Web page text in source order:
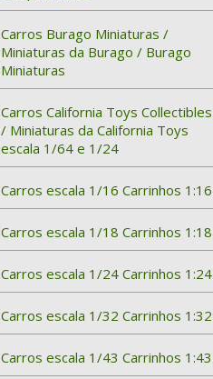
Carros Burago Miniaturas /
Miniaturas da Burago / Burago
Miniaturas
Carros California Toys Collectibles
/ Miniaturas da California Toys
escala 1/64 e 1/24
Carros escala 1/16 Carrinhos 1:16
Carros escala 1/18 Carrinhos 1:18
Carros escala 1/24 Carrinhos 1:24
Carros escala 1/32 Carrinhos 1:32
Carros escala 1/43 Carrinhos 1:43